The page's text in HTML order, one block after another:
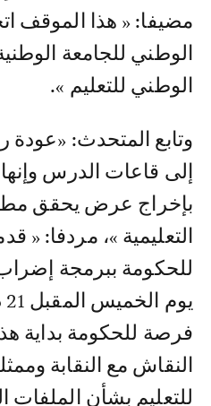
مضيفا: « هذا الموقف
الوطني للجامعة
الوطني للتعليم ».
وتابع المتحدث: «عودة
إلى قاعات الدرس
بإخراج عرض يحقق
التعليمية »، مردفا: «
فرصة للحكومة بداية
النقاش مع النقابة
للتعليم بشأن الملفات